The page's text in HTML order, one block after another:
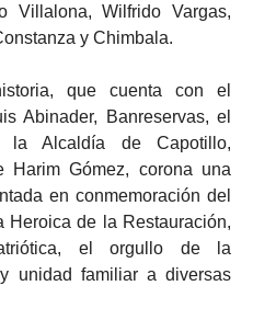
Villalona, Wilfrido Vargas,
y Chimbala.
que cuenta con el
Abinader, Banreservas, el
la Alcaldía de Capotillo,
Harim Gómez, corona una
en conmemoración del
Heroica de la Restauración,
el orgullo de la
unidad familiar a diversas